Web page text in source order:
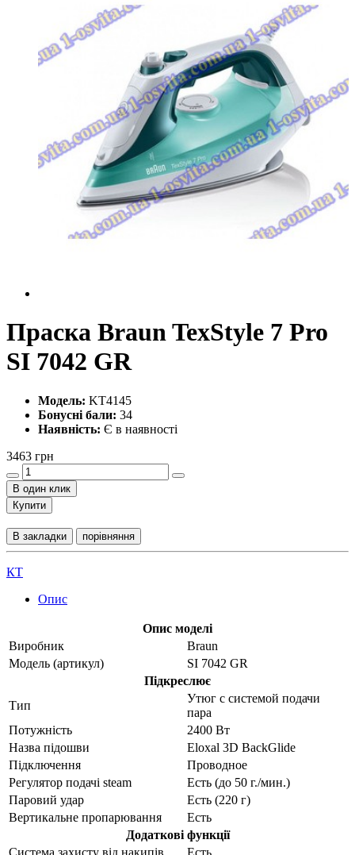
Праска Braun TexStyle 7 Pro
SI 7042 GR
Модель: KT4145
Бонусні бали: 34
Наявність: Є в наявності
3463 грн
В один клик
Купити
В закладки порівняння
КТ
Опис
Опис моделі
Виробник
Braun
Модель (артикул)
SI 7042 GR
Підкреслює
Тип
Утюг с системой подачи
пара
Потужність
2400 Вт
Назва підошви
Eloxal 3D BackGlide
Підключення
Проводное
Регулятор подачі steam
Есть (до 50 г./мин.)
Паровий удар
Есть (220 г)
Вертикальне пропарювання
Есть
Додаткові функції
Система захисту від накипів
Есть